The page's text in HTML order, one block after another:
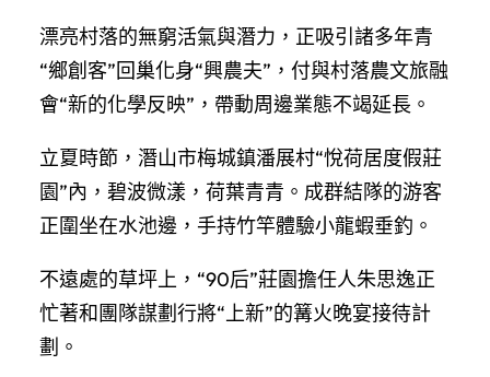
漂亮村落的無窮活氣與潛力，正吸引諸多年青
“鄉創客”回巢化身“興農夫”，付與村落農文旅融
會“新的化學反映”，帶動周邊業態不竭延長。
立夏時節，潛山市梅城鎮潘展村“悅荷居度假莊
園”內，碧波微漾，荷葉青青。成群結隊的游客
正圍坐在水池邊，手持竹竿體驗小龍蝦垂釣。
不遠處的草坪上，“90后”莊園擔任人朱思逸正
忙著和團隊謀劃行將“上新”的篝火晚宴接待計
劃。